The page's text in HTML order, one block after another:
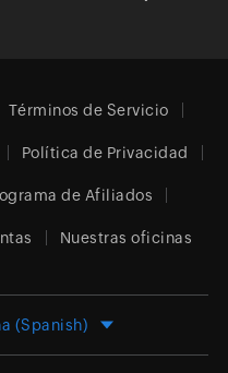
Términos de Servicio
Política de Privacidad
de Afiliados
Nuestras oficinas
(Spanish)